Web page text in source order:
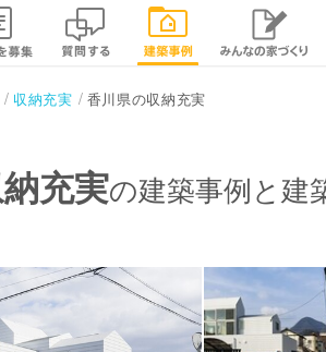
収納充実 香川県の収納充実
充実の建築事例と建